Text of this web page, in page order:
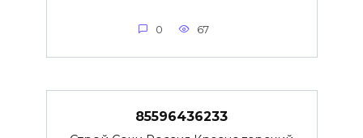
0 67
85596436233